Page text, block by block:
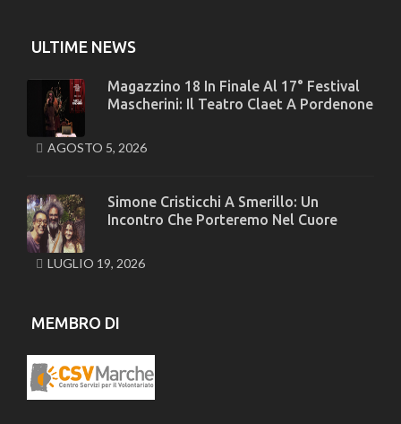
ULTIME NEWS
Magazzino 18 In Finale Al 17° Festival
Mascherini: Il Teatro Claet A Pordenone
AGOSTO 5, 2026
Simone Cristicchi A Smerillo: Un
Incontro Che Porteremo Nel Cuore
LUGLIO 19, 2026
MEMBRO DI